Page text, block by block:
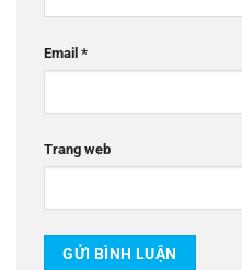
Email *
Trang web